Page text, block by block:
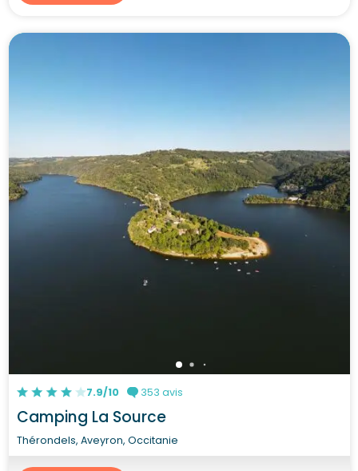
7.9/10 353 avis
Camping La Source
Thérondels, Aveyron, Occitanie